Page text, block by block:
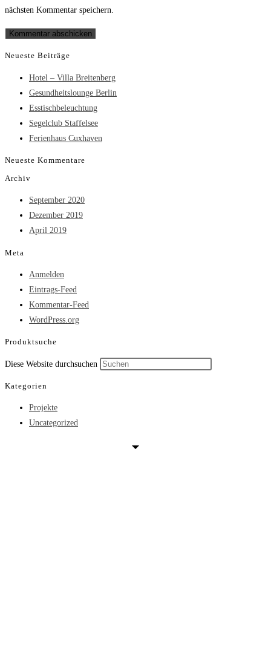
nächsten Kommentar speichern.
Neueste Beiträge
Hotel – Villa Breitenberg
Gesundheitslounge Berlin
Esstischbeleuchtung
Segelclub Staffelsee
Ferienhaus Cuxhaven
Neueste Kommentare
Archiv
September 2020
Dezember 2019
April 2019
Meta
Anmelden
Eintrags-Feed
Kommentar-Feed
WordPress.org
Produktsuche
Diese Website durchsuchen
Kategorien
Projekte
Uncategorized